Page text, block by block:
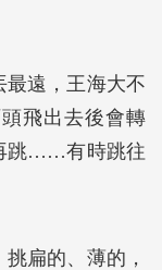
遠，王海大不
飛出去後會轉
跳……有時跳往
扁的、薄的，